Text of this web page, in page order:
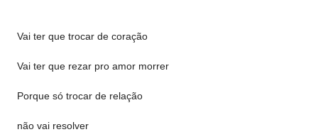
Vai ter que trocar de coração
Vai ter que rezar pro amor morrer
Porque só trocar de relação
não vai resolver